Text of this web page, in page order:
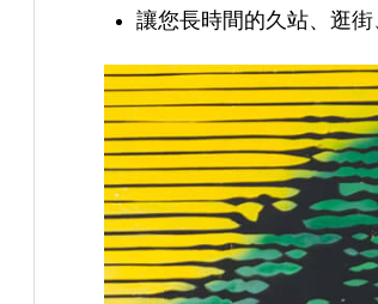
讓您長時間的久站、逛